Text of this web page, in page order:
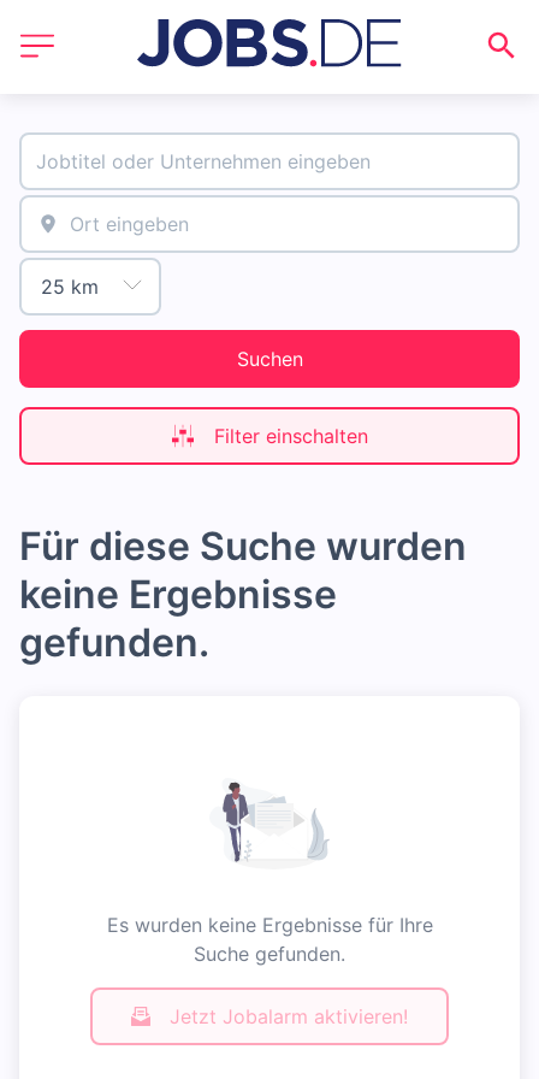
Suchen
Filter einschalten
Für diese Suche wurden
keine Ergebnisse
gefunden.
Es wurden keine Ergebnisse für Ihre
Suche gefunden.
Jetzt Jobalarm aktivieren!